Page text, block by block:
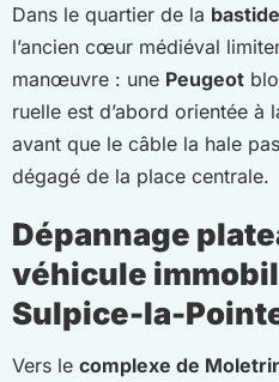
Dans le quartier de la bastide
l’ancien cœur médiéval
manœuvre : une Peugeot
ruelle est d’abord orientée à
avant que le câble la hale
dégagé de la place centrale.
Dépannage
véhicule
Sulpice-la-
Vers le complexe de